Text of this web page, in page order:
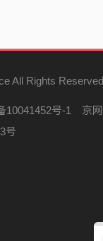
All Rights
10041452号-1
京
号